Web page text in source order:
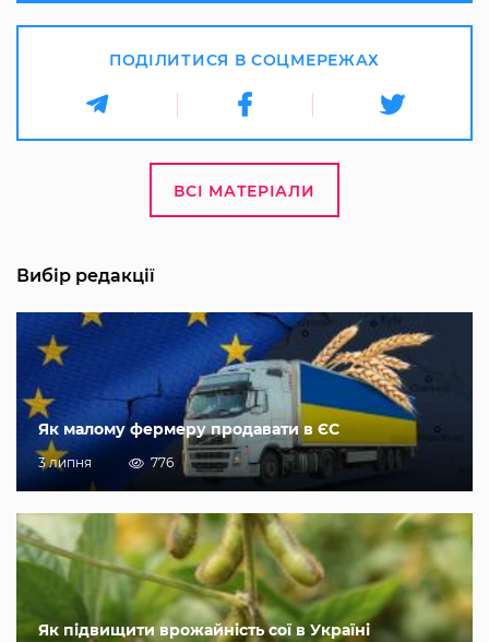
ПОДІЛИТИСЯ В СОЦМЕРЕЖАХ
ВСІ МАТЕРІАЛИ
Вибір редакції
Як малому фермеру продавати в ЄС
3 липня 776
Як підвищити врожайність сої в Україні